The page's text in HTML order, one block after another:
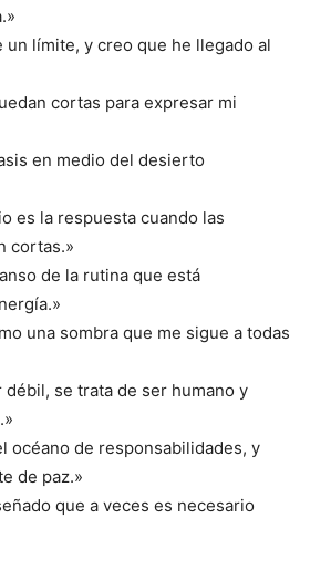
un límite, y creo que he llegado al
cortas para expresar mi
en medio del desierto
es la respuesta cuando las
cortas.»
de la rutina que está
una sombra que me sigue a todas
débil, se trata de ser humano y
océano de responsabilidades, y
de paz.»
que a veces es necesario